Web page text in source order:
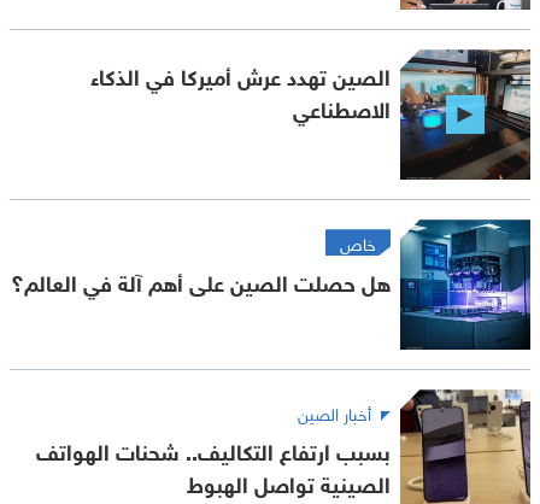
الصين تهدد عرش أميركا في الذكاء
الاصطناعي
خاص
هل حصلت الصين على أهم آلة في العالم؟
أخبار الصين
بسبب ارتفاع التكاليف.. شحنات الهواتف
الصينية تواصل الهبوط